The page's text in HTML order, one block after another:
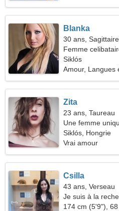
Blanka
30 ans, Sagittaire
Femme
38
Siklós
Amour, Langues
Zita
23 ans, Taureau
Une femme
Siklós, Hongrie
Vrai amour
Csilla
43 ans, Verseau
Je suis à la
heureux
174 cm (5'9"),